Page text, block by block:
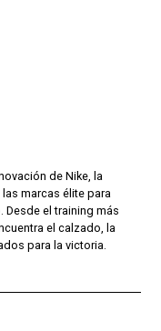
de Nike, la
marcas élite para
Desde el training más
el calzado, la
para la victoria.